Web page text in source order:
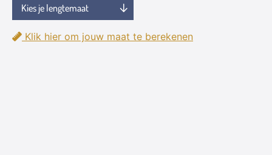
Klik hier om jouw maat te berekenen